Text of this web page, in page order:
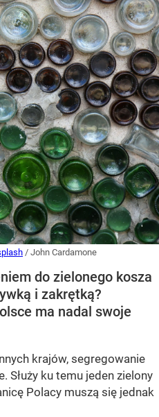
/ John Cardamone
do zielonego kosza
i zakrętką?
ma nadal swoje
krajów, segregowanie
Służy ku temu jeden zielony
Polacy muszą się jednak